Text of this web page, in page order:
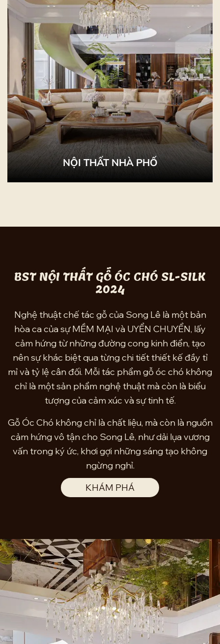
NỘI THẤT NHÀ PHỐ
BST NỘI THẤT GỖ ÓC CHÓ SL-SILK
2024
Nghệ thuật chế tác gỗ của Song Lê là một bản
hòa ca của sự MỀM MẠI và UYỂN CHUYỂN, lấy
cảm hứng từ những đường cong kinh điển, tạo
nên sự khác biệt qua từng chi tiết thiết kế đầy tỉ
mỉ và tỷ lệ cân đối. Mỗi tác phẩm gỗ óc chó không
chỉ là một sản phẩm nghệ thuật mà còn là biểu
tượng của cảm xúc và sự tinh tế.
Gỗ Óc Chó không chỉ là chất liệu, mà còn là nguồn
cảm hứng vô tận cho Song Lê, như dải lụa vương
vấn trong ký ức, khơi gợi những sáng tạo không
ngừng nghỉ.
KHÁM PHÁ